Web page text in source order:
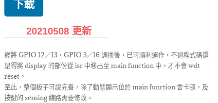
下載
20210508 更新
經將 GPIO 12／13，GPIO 3／16 調換後，已可順利運作，不過程式碼還
是得將 display 的部份從 isr 中移出至 main function 中。才不會 wdt
reset。
至此，整個板子可說完善，除了動態顯示位於 main function 會卡頓，及
按鍵的 sensing 線路需要修改。